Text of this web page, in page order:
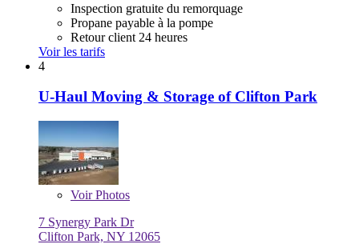
Inspection gratuite du remorquage
Propane payable à la pompe
Retour client 24 heures
Voir les tarifs
4
U-Haul Moving & Storage of Clifton Park
VoirPhotos
7 Synergy Park Dr
Clifton Park, NY 12065